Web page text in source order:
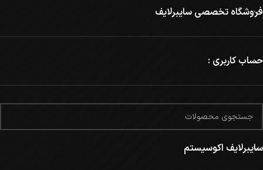
فروشگاه تخصصی سایبرلایف
حساب کاربری :
سایبرلایف اکوسیستم